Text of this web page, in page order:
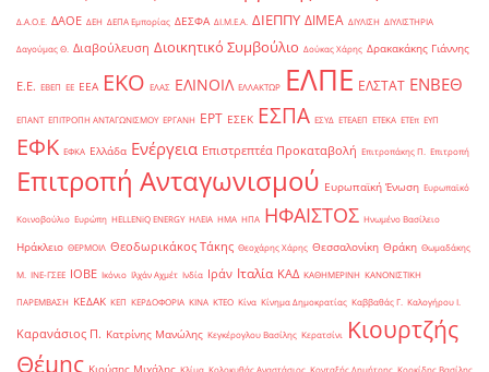
Δ.Α.Ο.Ε. ΔΑΟΕ ΔΕΗ ΔΕΠΑ Εμπορίας ΔΕΣΦΑ ΔΙ.Μ.Ε.Α. ΔΙΕΠΠΥ ΔΙΜΕΑ ΔΙΥΛΙΣΗ ΔΙΥΛΙΣΤΗΡΙΑ
Δαγούμας Θ. Διαβούλευση Διοικητικό Συμβούλιο Δούκας Χάρης Δρακακάκης Γιάννης
Ε.Ε. ΕΒΕΠ ΕΕ ΕΕΑ ΕΚΟ ΕΛΑΣ ΕΛΙΝΟΙΛ ΕΛΛΑΚΤΩΡ ΕΛΠΕ ΕΛΣΤΑΤ ΕΝΒΕΘ
ΕΠΑΝΤ ΕΠΙΤΡΟΠΗ ΑΝΤΑΓΩΝΙΣΜΟΥ ΕΡΓΑΝΗ ΕΡΤ ΕΣΕΚ ΕΣΠΑ ΕΣΥΔ ΕΤΕΑΕΠ ΕΤΕΚΑ ΕΤΕπ ΕΥΠ
ΕΦΚ ΕΦΚΑ Ελλάδα Ενέργεια Επιστρεπτέα Προκαταβολή Επιτροπάκης Π. Επιτροπή
Επιτροπή Ανταγωνισμού Ευρωπαϊκή Ένωση Ευρωπαϊκό
Κοινοβούλιο Ευρώπη ΗELLENiQ ENERGY ΗΛΕΙΑ ΗΜΑ ΗΠΑ ΗΦΑΙΣΤΟΣ Ηνωμένο Βασίλειο
Ηράκλειο ΘΕΡΜΟΙΛ Θεοδωρικάκος Τάκης Θεοχάρης Χάρης Θεσσαλονίκη Θράκη Θωμαδάκης
Μ. ΙΝΕ-ΓΣΕΕ ΙΟΒΕ Ικόνιο Ιλχάν Αχμέτ Ινδία Ιράν Ιταλία ΚΑΔ ΚΑΘΗΜΕΡΙΝΗ ΚΑΝΟΝΙΣΤΙΚΗ
ΠΑΡΕΜΒΑΣΗ ΚΕΔΑΚ ΚΕΠ ΚΕΡΔΟΦΟΡΙΑ ΚΙΝΑ ΚΤΕΟ Κίνα Κίνημα Δημοκρατίας Καββαθάς Γ. Καλογήρου Ι.
Καρανάσιος Π. Κατρίνης Μανώλης Κεγκέρογλου Βασίλης Κερατσίνι
Κιουρτζής
Θέμης
Κλίμα Κολοκυθάς Αναστάσιος Κονταξής Δημήτρης Κορκίδης Βασίλης